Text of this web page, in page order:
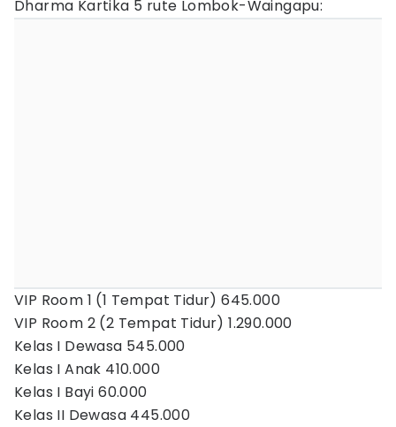
Dharma Kartika 5 rute Lombok-Waingapu:
VIP Room 1 (1 Tempat Tidur) 645.000
VIP Room 2 (2 Tempat Tidur) 1.290.000
Kelas I Dewasa 545.000
Kelas I Anak 410.000
Kelas I Bayi 60.000
Kelas II Dewasa 445.000